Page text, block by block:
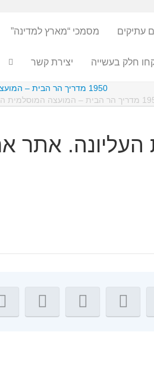
עתיקים מסמכי “מארץ למדינה”
חלק בעשייה יצירת קשר
1950 מדריך הר הבית – המועצה המוסלמית העליונה
המוסלמית העליונה. אתר ארץ ישראל
העליונה. אתר